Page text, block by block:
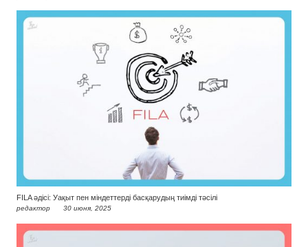
FILA әдісі: Уақыт пен міндеттерді басқарудың тиімді тәсілі
редактор 30 июня, 2025